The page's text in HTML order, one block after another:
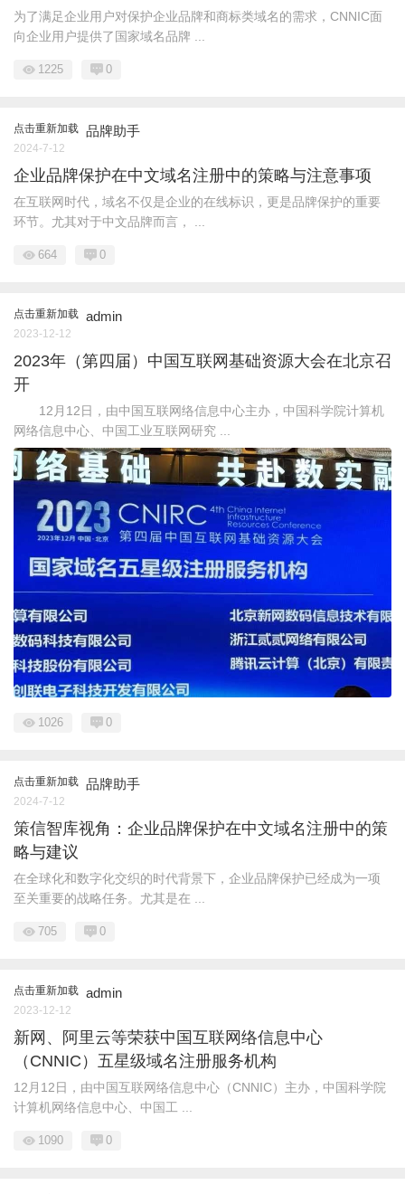
为了满足企业用户对保护企业品牌和商标类域名的需求，CNNIC面
向企业用户提供了国家域名品牌 ...
1225 0
点击重新加载 品牌助手
2024-7-12
企业品牌保护在中文域名注册中的策略与注意事项
在互联网时代，域名不仅是企业的在线标识，更是品牌保护的重要
环节。尤其对于中文品牌而言， ...
664 0
点击重新加载 admin
2023-12-12
2023年（第四届）中国互联网基础资源大会在北京召
开
12月12日，由中国互联网络信息中心主办，中国科学院计算机
网络信息中心、中国工业互联网研究 ...
1026 0
点击重新加载 品牌助手
2024-7-12
策信智库视角：企业品牌保护在中文域名注册中的策
略与建议
在全球化和数字化交织的时代背景下，企业品牌保护已经成为一项
至关重要的战略任务。尤其是在 ...
705 0
点击重新加载 admin
2023-12-12
新网、阿里云等荣获中国互联网络信息中心
（CNNIC）五星级域名注册服务机构
12月12日，由中国互联网络信息中心（CNNIC）主办，中国科学院
计算机网络信息中心、中国工 ...
1090 0